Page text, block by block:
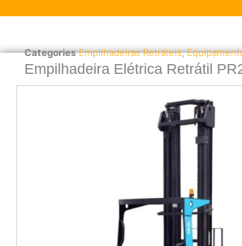
Empilhadeira Elétrica Retrátil
Categories Empilhadeiras Retráteis,